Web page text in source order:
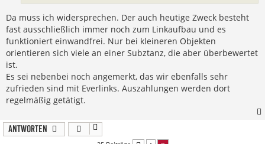
Da muss ich widersprechen. Der auch heutige Zweck besteht
fast ausschließlich immer noch zum Linkaufbau und es
funktioniert einwandfrei. Nur bei kleineren Objekten
orientieren sich viele an einer Subztanz, die aber überbewertet
ist.
Es sei nebenbei noch angemerkt, das wir ebenfalls sehr
zufrieden sind mit Everlinks. Auszahlungen werden dort
regelmäßig getätigt.
Antworten